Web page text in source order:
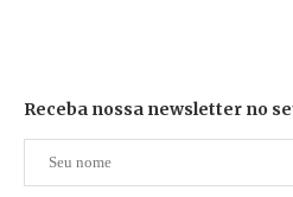
Receba nossa newsletter no